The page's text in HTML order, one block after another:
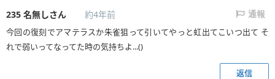
235 名無しさん 約4年前 通報
今回の復刻でアマテラスか朱雀狙って引いてやっと虹出てこいつ出て そ
れで弱いってなってた時の気持ちよ...()
返信